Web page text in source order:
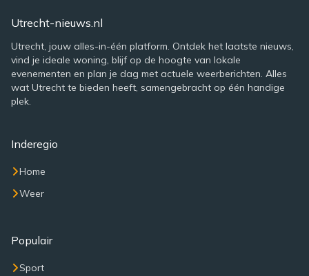
Utrecht-nieuws.nl
Utrecht, jouw alles-in-één platform. Ontdek het laatste nieuws,
vind je ideale woning, blijf op de hoogte van lokale
evenementen en plan je dag met actuele weerberichten. Alles
wat Utrecht te bieden heeft, samengebracht op één handige
plek.
Inderegio
Home
Weer
Populair
Sport